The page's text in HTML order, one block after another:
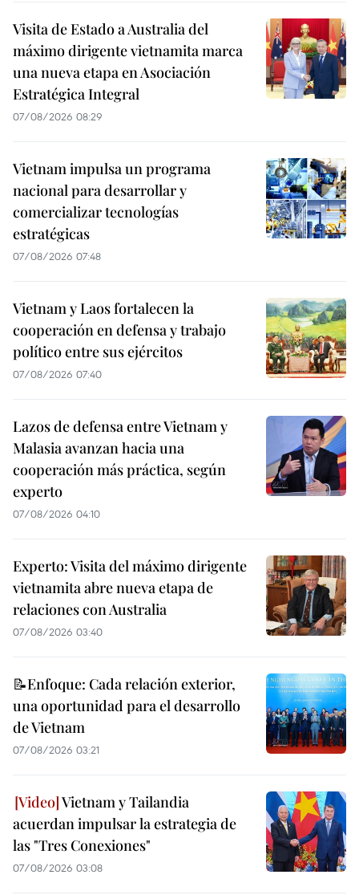
Visita de Estado a Australia del
máximo dirigente vietnamita marca
una nueva etapa en Asociación
Estratégica Integral
07/08/2026 08:29
Vietnam impulsa un programa
nacional para desarrollar y
comercializar tecnologías
estratégicas
07/08/2026 07:48
Vietnam y Laos fortalecen la
cooperación en defensa y trabajo
político entre sus ejércitos
07/08/2026 07:40
Lazos de defensa entre Vietnam y
Malasia avanzan hacia una
cooperación más práctica, según
experto
07/08/2026 04:10
Experto: Visita del máximo dirigente
vietnamita abre nueva etapa de
relaciones con Australia
07/08/2026 03:40
📝Enfoque: Cada relación exterior,
una oportunidad para el desarrollo
de Vietnam
07/08/2026 03:21
Vietnam y Tailandia
acuerdan impulsar la estrategia de
las "Tres Conexiones"
07/08/2026 03:08